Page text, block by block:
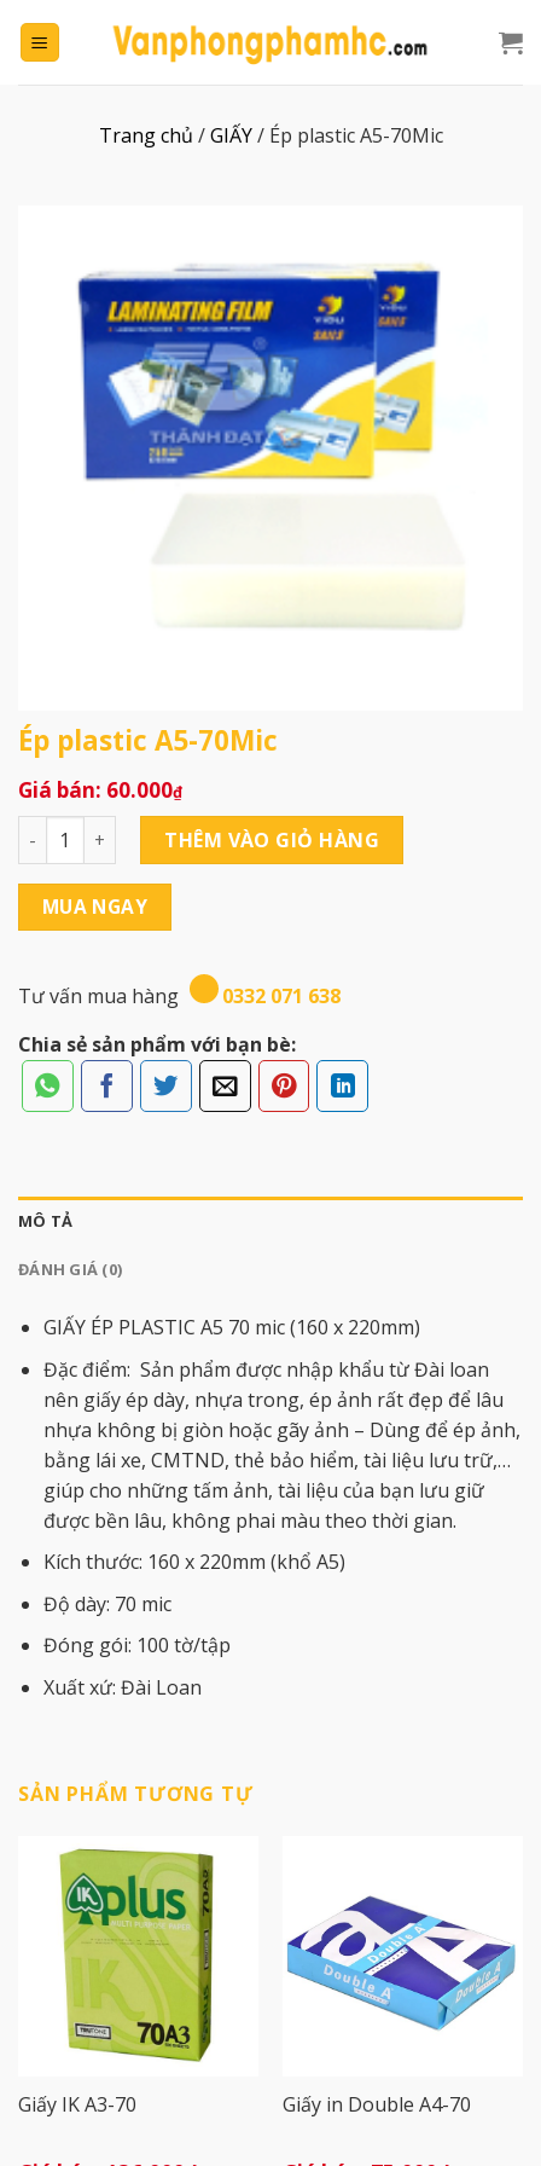
đến
Trang chủ /GIẤY/ Ép plastic A5-70Mic
Ép plastic A5-70Mic
60.000₫
Ép plastic A5-70Mic số lượngTHÊM VÀO GIỎ HÀNG
MUA NGAY
Tư vấn mua hàng
0332 071 638
Chia sẻ sản phẩm với bạn bè:
MÔ TẢ
ĐÁNH GIÁ (0)
GIẤY ÉP PLASTIC A5 70 mic (160 x 220mm)
Đặc điểm: Sản phẩm được nhập khẩu từ Đài loan
nên giấy ép dày, nhựa trong, ép ảnh rất đẹp để lâu
nhựa không bị giòn hoặc gãy ảnh – Dùng để ép ảnh,
bằng lái xe, CMTND, thẻ bảo hiểm, tài liệu lưu trữ,…
giúp cho những tấm ảnh, tài liệu của bạn lưu giữ
được bền lâu, không phai màu theo thời gian.
Kích thước: 160 x 220mm (khổ A5)
Độ dày: 70 mic
Đóng gói: 100 tờ/tập
Xuất xứ: Đài Loan
SẢN PHẨM TƯƠNG TỰ
Giấy IK A3-70 Giấy in Double A4-70